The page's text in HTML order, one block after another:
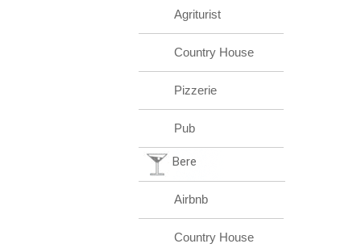
Agriturist
Country House
Pizzerie
Pub
Bere
Airbnb
Country House